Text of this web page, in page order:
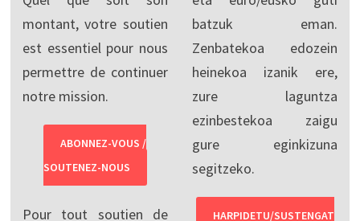
montant, votre soutien
est essentiel pour nous
permettre de continuer
notre mission.
ABONNEZ-VOUS /
SOUTENEZ-NOUS
Pour tout soutien de
batzuk eman.
Zenbatekoa edozein
heinekoa izanik ere,
zure laguntza
ezinbestekoa zaigu
gure eginkizuna
segitzeko.
HARPIDETU/SUSTENGAT